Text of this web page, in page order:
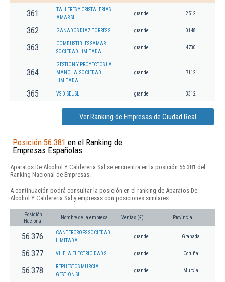
361
TALLERES Y CRISTALERIAS
AMAR SL
grande 2512
362 GANADOS DIAZ TORRES SL grande 0148
363
COMBUSTIBLES SAMAR
SOCIEDAD LIMITADA.
grande 4730
364
GESTION Y PROYECTOS LA
MANCHA, SOCIEDAD
LIMITADA.
grande 7112
365 VS DISEL SL grande 3312
Ver Ranking de Empresas de Ciudad Real
Posición 56.381 en el Ranking de
Empresas Españolas
Aparatos De Alcohol Y Caldereria Sal se encuentra en la posición 56.381 del
Ranking Nacional de Empresas.
A continuación podrá consultar la posición en el ranking de Aparatos De
Alcohol Y Caldereria Sal y empresas con posiciones similares:
Posición
Nacional
Nombre de la empresa Ventas (€) Provincia
56.376
CANTERCROPS SOCIEDAD
LIMITADA.
grande Granada
56.377 VILELA ELECTRICIDAD SL. grande Coruña
56.378
REPUESTOS MURCIA
GESTION SL
grande Murcia